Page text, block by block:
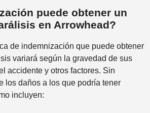
puede obtener un
en Arrowhead?
de indemnización que puede obtener
variará según la gravedad de sus
accidente y otros factores. Sin
los daños a los que podría tener
incluyen: